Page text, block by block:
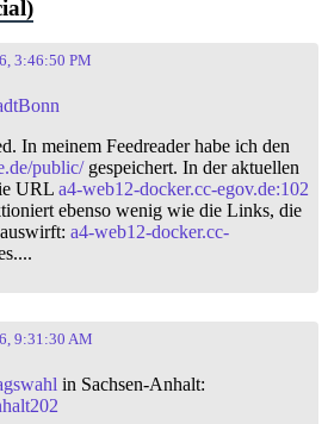
3:46:50 PM
In meinem Feedreader habe ich den
public/gespeichert. In der aktuellen
URL a4-web12-docker.cc-egov.de:102
ebenso wenig wie die Links, die
a4-web12-docker.cc-
9:31:30 AM
in Sachsen-Anhalt: